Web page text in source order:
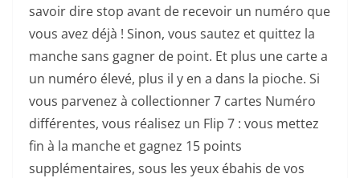
savoir dire stop avant de recevoir un numéro que
vous avez déjà ! Sinon, vous sautez et quittez la
manche sans gagner de point. Et plus une carte a
un numéro élevé, plus il y en a dans la pioche. Si
vous parvenez à collectionner 7 cartes Numéro
différentes, vous réalisez un Flip 7 : vous mettez
fin à la manche et gagnez 15 points
supplémentaires, sous les yeux ébahis de vos